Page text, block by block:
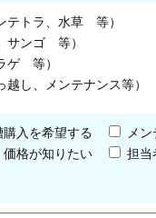
テトラ、水草 等）
サンゴ 等）
ゲ 等）
し、メンテナンス等）
購入を希望する
メ
価格が知りたい
担当